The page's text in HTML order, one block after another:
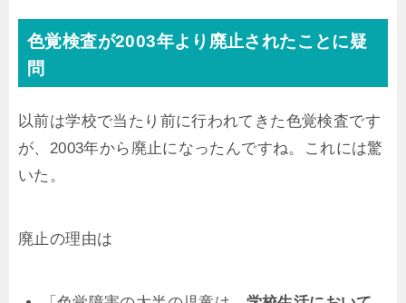
色覚検査が2003年より廃止されたことに疑
問
以前は学校で当たり前に行われてきた色覚検査です
が、2003年から廃止になったんですね。これには驚
いた。
廃止の理由は